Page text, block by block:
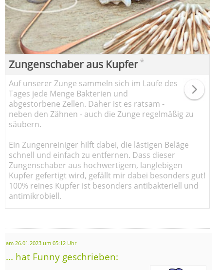
Zungenschaber aus Kupfer*
Auf unserer Zunge sammeln sich im Laufe des
Tages jede Menge Bakterien und
abgestorbene Zellen. Daher ist es ratsam -
neben den Zähnen - auch die Zunge regelmäßig zu
säubern.
Ein Zungenreiniger hilft dabei, die lästigen Beläge
schnell und einfach zu entfernen. Dass dieser
Zungenschaber aus hochwertigem, langlebigen
Kupfer gefertigt wird, gefällt mir dabei besonders gut!
100% reines Kupfer ist besonders antibakteriell und
antimikrobiell.
am 26.01.2023 um 05:12 Uhr
... hat Funny geschrieben: